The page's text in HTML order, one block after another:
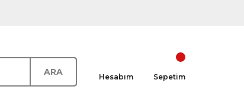
ARA Hesabım Sepetim